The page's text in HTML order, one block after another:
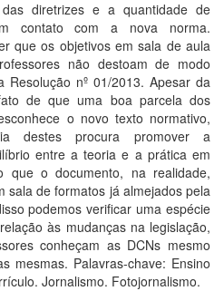
diretrizes e a quantidade de
contato com a nova norma.
que os objetivos em sala de aula
não destoam de modo
Resolução nº 01/2013. Apesar da
de que uma boa parcela dos
o novo texto normativo,
destes procura promover a
entre a teoria e a prática em
que o documento, na realidade,
sala de formatos já almejados pela
podemos verificar uma espécie
às mudanças na legislação,
conheçam as DCNs mesmo
mesmas. Palavras-chave: Ensino
Jornalismo. Fotojornalismo.